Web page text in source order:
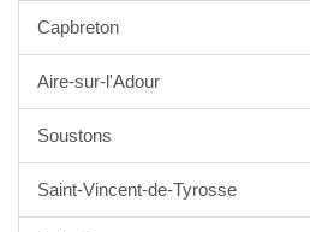
Capbreton
Aire-sur-l'Adour
Soustons
Saint-Vincent-de-Tyrosse